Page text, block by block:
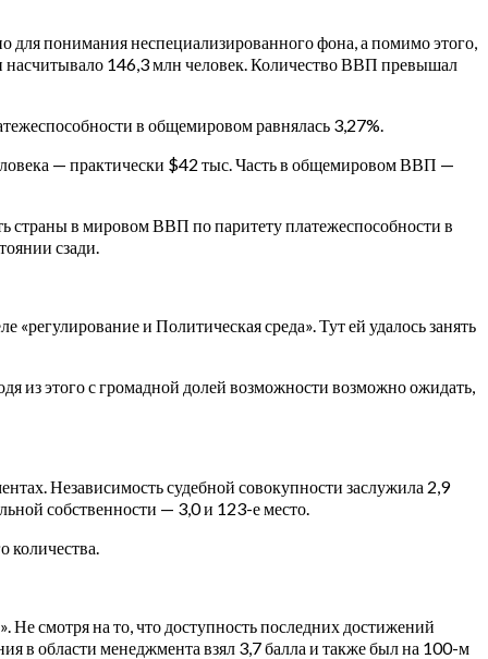
для понимания неспециализированного фона, а помимо этого,
насчитывало 146,3 млн человек. Количество ВВП превышал
в общемировом равнялась 3,27%.
— практически $42 тыс. Часть в общемировом ВВП —
страны в мировом ВВП по паритету платежеспособности в
сзади.
и Политическая среда». Тут ей удалось занять
из этого с громадной долей возможности возможно ожидать,
Независимость судебной совокупности заслужила 2,9
собственности — 3,0 и 123-е место.
количества.
смотря на то, что доступность последних достижений
в области менеджмента взял 3,7 балла и также был на 100-м